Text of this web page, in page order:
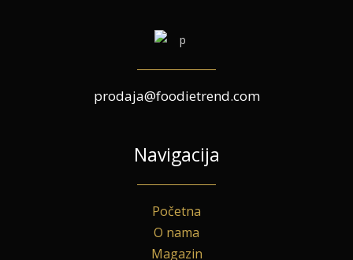
prodaja@foodietrend.com
Navigacija
Početna
O nama
Magazin